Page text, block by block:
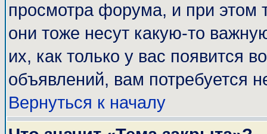
просмотра форума, и при этом
они тоже несут какую-то
их, как только у вас появится
объявлений, вам потребуется
Вернуться к началу